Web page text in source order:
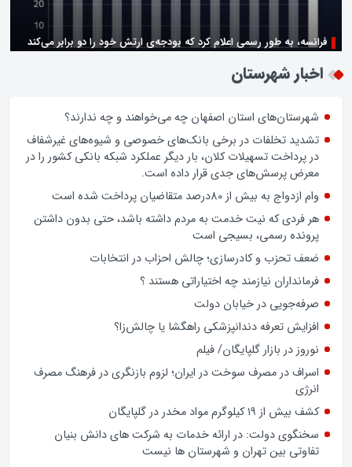
فرانسه، به طور رسمی اعلام کرد که بودجه‌ی ارتش خود را دو برابر می‌کند
زن اگر خوب باشه یه زندگی حالش خوبه/روز زن مبارک
اخبار شهرستان
شهرستان‌های استان اصفهان چه می‌خواهند و چه ندارند؟
تشدید تخلفات در برخی بانک‌های خصوصی و شیوه‌های غیرشفاف
در پرداخت تسهیلات کلان، بار دیگر عملکرد شبکه بانکی کشور را در
معرض پرسش‌های جدی قرار داده است.
وام ازدواج به بیش از 80درصد متقاضیان پرداخت شده است
هر فردی که نیت خدمت به مردم داشته باشد، حتی بدون داشتن
پرونده رسمی، بسیجی است
ضعف تحزب و کادرسازی؛ چالش احزاب در انتخابات
فرمانداران نیازمند چه اختیاراتی هستند ؟
صرفه‌جویی در خیابان دولت
افزایش تعرفه دندانپزشکی راهگشا یا چالش‌زا؟
نوروز در بازار گلپایگان/ فیلم
اسراف در مصرف سوخت در ایران؛ لزوم بازنگری در فرهنگ مصرف
انرژی